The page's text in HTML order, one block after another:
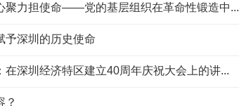
力担使命——党的基层组织在革命性锻造中...
予深圳的历史使命
在深圳经济特区建立40周年庆祝大会上的讲...
？